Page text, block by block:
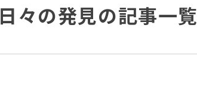
日々の発見の記事一覧